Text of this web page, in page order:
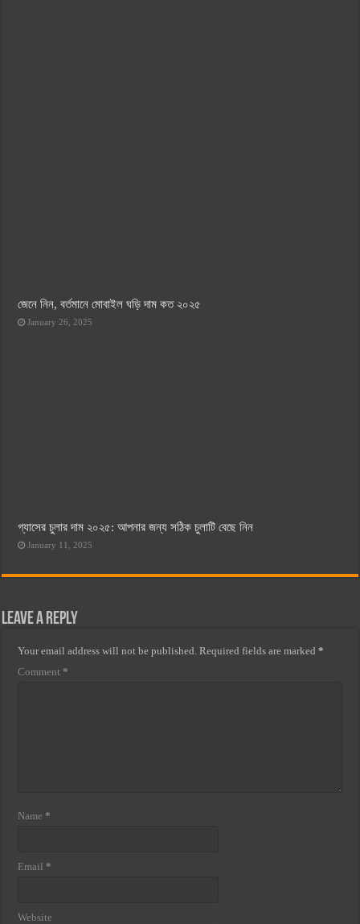
জেনে নিন, বর্তমানে মোবাইল ঘড়ি দাম কত ২০২৫
January 26, 2025
গ্যাসের চুলার দাম ২০২৫: আপনার জন্য সঠিক চুলাটি বেছে নিন
January 11, 2025
Leave a Reply
Your email address will not be published. Required fields are marked*
Comment *
Name *
Email *
Website